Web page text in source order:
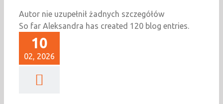
Autor nie uzupełnił żadnych szczegółów
So far Aleksandra has created 120 blog entries.
10
02, 2026